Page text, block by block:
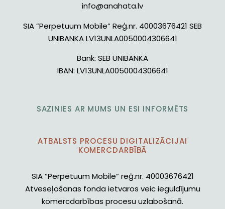
info@anahata.lv
SIA ”Perpetuum Mobile” Reģ.nr. 40003676421 SEB
UNIBANKA LV13UNLA0050004306641
Bank: SEB UNIBANKA
IBAN: LV13UNLA0050004306641
SAZINIES AR MUMS UN ESI INFORMĒTS
ATBALSTS PROCESU DIGITALIZĀCIJAI
KOMERCDARBĪBĀ
SIA “Perpetuum Mobile” reģ.nr. 40003676421
Atveseļošanas fonda ietvaros veic ieguldījumu
komercdarbības procesu uzlabošanā.